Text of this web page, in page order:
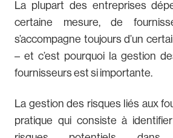
La plupart des entreprises
certaine mesure, de
s’accompagne toujours d’un
– et c’est pourquoi la gestion
fournisseurs est si importante.
La gestion des risques liés aux
pratique qui consiste à